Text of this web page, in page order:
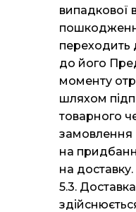
випадкової
переходить
до його
моменту
шляхом
товарного
замовлення
на
на доставку.
5.3.